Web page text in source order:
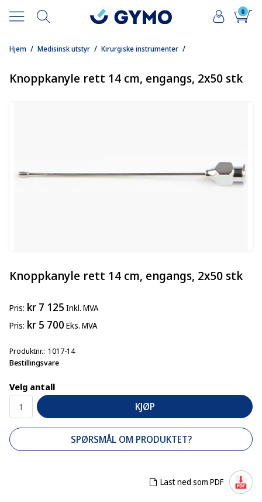
0
/
Hjem /
Medisinsk utstyr /
Kirurgiske instrumenter
Knoppkanyle rett 14 cm, engangs, 2x50 stk
Knoppkanyle rett 14 cm, engangs, 2x50 stk
Pris kr 7 125 Inkl. MVA
Pris kr 5 700 Eks. MVA
Produktnr. 1017-14
Bestillingsvare
Velg antall
KJØP
SPØRSMÅL OM PRODUKTET?
Last ned som PDF